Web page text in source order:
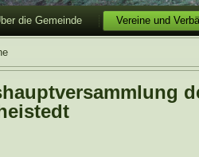
die Gemeinde Vereine und